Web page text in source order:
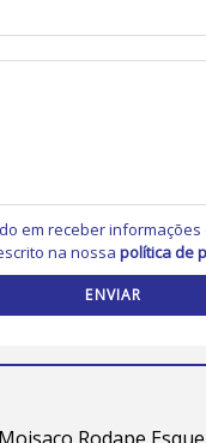
em receber informações
na nossapolítica de